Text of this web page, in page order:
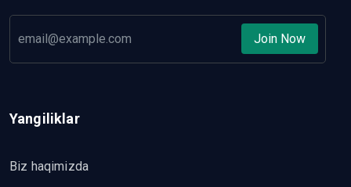
Join Now
Yangiliklar
Biz haqimizda